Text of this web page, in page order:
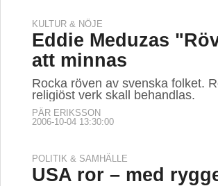
KULTUR & NÖJE
Eddie Meduzas
att minnas
Rocka röven av svenska folket.
religiöst verk skall behandlas.
PÄR ERIKSSON
2006-10-04 13:30:00
POLITIK & SAMHÄLLE
USA ror – med